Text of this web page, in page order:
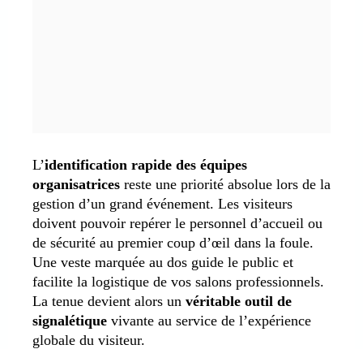
L’identification rapide des équipes
organisatrices reste une priorité absolue lors de la
gestion d’un grand événement. Les visiteurs
doivent pouvoir repérer le personnel d’accueil ou
de sécurité au premier coup d’œil dans la foule.
Une veste marquée au dos guide le public et
facilite la logistique de vos salons professionnels.
La tenue devient alors un véritable outil de
signalétique vivante au service de l’expérience
globale du visiteur.